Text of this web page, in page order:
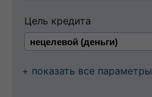
Цель кредита
+ показать все параметры